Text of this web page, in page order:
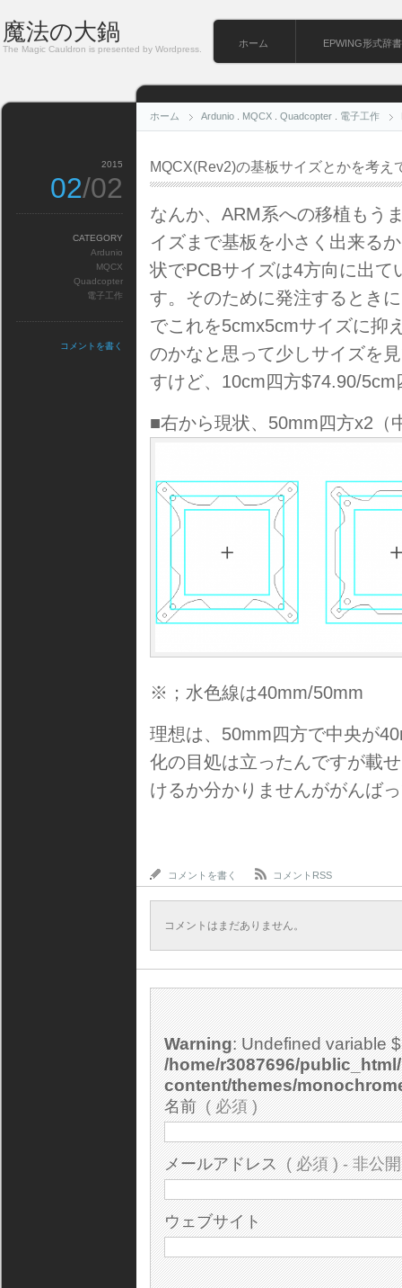
魔法の大鍋
The Magic Cauldron is presented by Wordpress.
ホーム EPWING形式辞書
ホーム Ardunio MQCX Quadcopter 電子工作
MQCX(Rev2)の基板サイズとかを考え
なんか、ARM系への移植もう
イズまで基板を小さく出来る
状でPCBサイズは4方向に出
す。そのために発注するとき
でこれを5cmx5cmサイズに抑
のかなと思って少しサイズを
すけど、10cm四方$74.90/
■右から現状、50mm四方x2（
※；水色線は40mm/50mm
理想は、50mm四方で中央が
化の目処は立ったんですが載
けるか分かりませんががんば
2015
02/02
CATEGORY
Ardunio
MQCX
Quadcopter
電子工作
コメントを書く
コメントを書く コメントRSS
コメントはまだありません。
Warning : Undefined variable
/home/r3087696/
content/themes/
名前 ( 必須 )
メールアドレス ( 必須 ) - 非公
ウェブサイト